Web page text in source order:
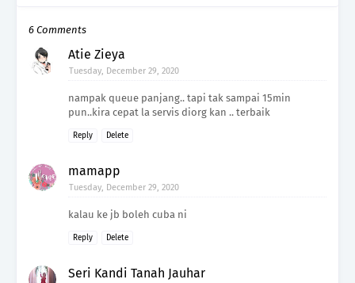
6 Comments
Atie Zieya
Tuesday, December 29, 2020
nampak queue panjang.. tapi tak sampai 15min
pun..kira cepat la servis diorg kan .. terbaik
Reply Delete
mamapp
Tuesday, December 29, 2020
kalau ke jb boleh cuba ni
Reply Delete
Seri Kandi Tanah Jauhar